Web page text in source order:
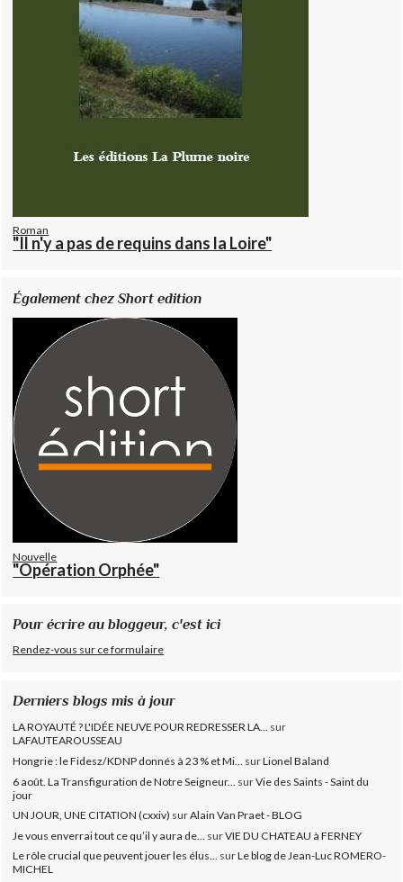
Roman
"Il n'y a pas de requins dans la Loire"
Également chez Short edition
Nouvelle
"Opération Orphée"
Pour écrire au bloggeur, c'est ici
Rendez-vous sur ce formulaire
Derniers blogs mis à jour
LA ROYAUTÉ ? L'IDÉE NEUVE POUR REDRESSER LA... sur
LAFAUTEAROUSSEAU
Hongrie : le Fidesz/KDNP donnés à 23 % et Mi...
surLionel Baland
6 août. La Transfiguration de Notre Seigneur...
surVie des Saints - Saint du
jour
UN JOUR, UNE CITATION (cxxiv) surAlain Van Praet - BLOG
Je vous enverrai tout ce qu’il y aura de...
surVIE DU CHATEAU à FERNEY
Le rôle crucial que peuvent jouer les élus... surLe blog de Jean-Luc ROMERO-
MICHEL